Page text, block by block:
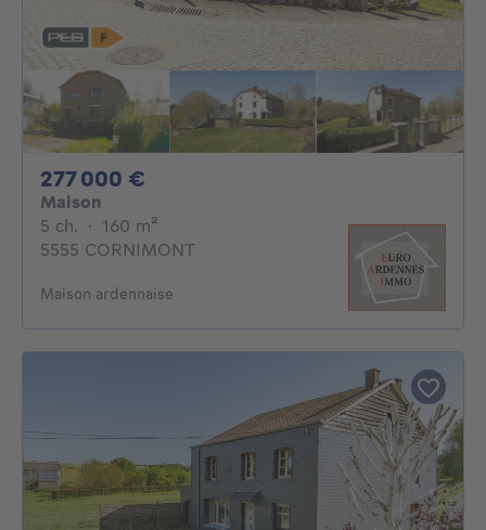
277 000 €
Maison
5 ch. 5 chambres
· 160 m²
5555 CORNIMONT
Maison ardennaise